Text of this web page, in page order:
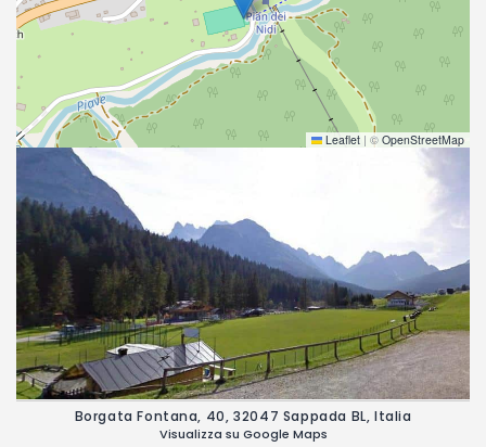
Leaflet | © OpenStreetMap
Borgata Fontana, 40, 32047 Sappada BL, Italia
Visualizza su Google Maps